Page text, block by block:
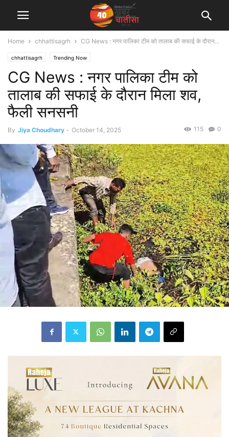
Home chhattisagrh CG News : नगर पालिका टीम को तालाब की सफाई के दौरान...
chhattisagrh Trending Now
CG News : नगर पालिका टीम को
तालाब की सफाई के दौरान मिला शव,
फैली सनसनी
By Jiya Choudhary - October 14, 2025 0
115